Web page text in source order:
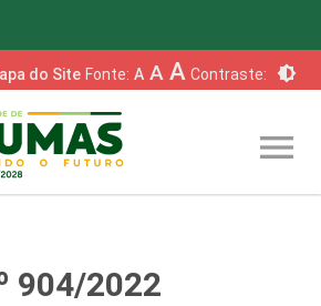
do Site Fonte: A A A Contraste: brightness_6
menu
904/2022